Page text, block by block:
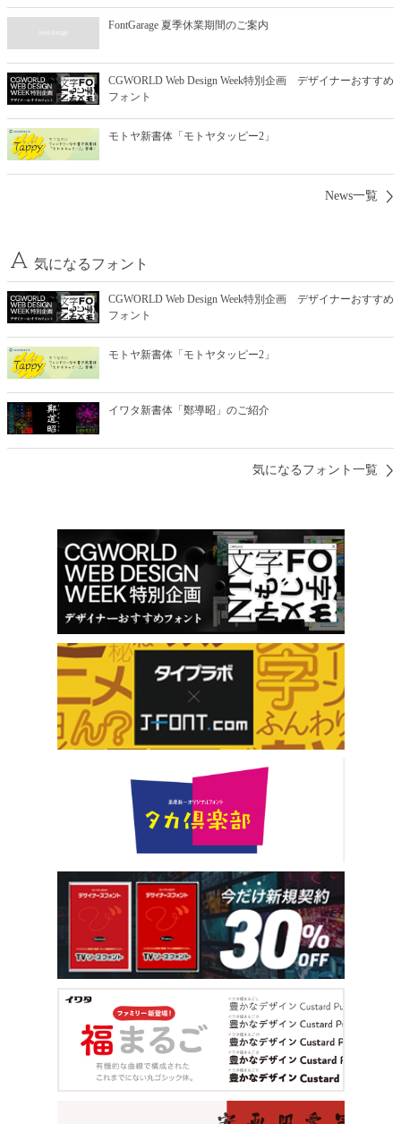
FontGarage 夏季休業期間のご案内
CGWORLD Web Design Week特別企画 デザイナーおすすめ
フォント
モトヤ新書体「モトヤタッピー2」
News一覧
気になるフォント
CGWORLD Web Design Week特別企画 デザイナーおすすめ
フォント
モトヤ新書体「モトヤタッピー2」
イワタ新書体「鄭導昭」のご紹介
気になるフォント一覧